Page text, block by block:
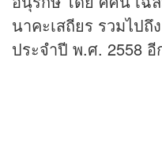
นาคะเสถียร รวมไป
ประจําปี พ.ศ. 2558 อี